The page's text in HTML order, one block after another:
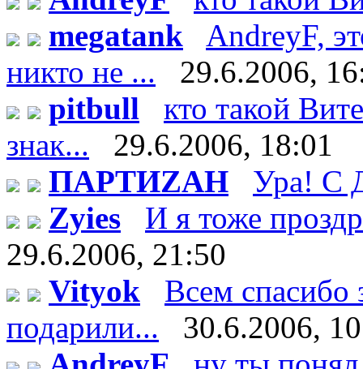
megatank
AndreyF,
никто не ...
29.6.2006,
pitbull
кто такой
знак...
29.6.2006, 18:01
ПАРТИZАН
Ура! С
Zyies
И я тоже
29.6.2006, 21:50
Vityok
Всем спасибо
подарили...
30.6.2006,